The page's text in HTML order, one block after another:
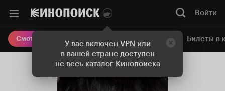
У вас включен VPN или
в вашей стране доступен
не весь каталог Кинопоиска
Войти
Смотреть кино Онлайн-кинотеатр Билеты в